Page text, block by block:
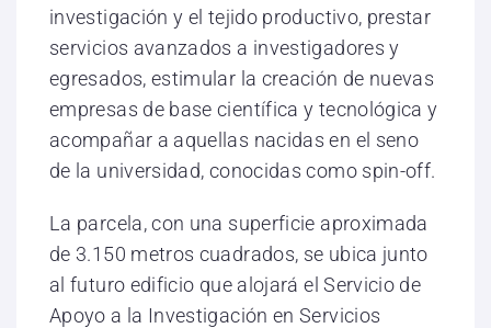
investigación y el tejido productivo, prestar
servicios avanzados a investigadores y
egresados, estimular la creación de nuevas
empresas de base científica y tecnológica y
acompañar a aquellas nacidas en el seno
de la universidad, conocidas como spin-off.
La parcela, con una superficie aproximada
de 3.150 metros cuadrados, se ubica junto
al futuro edificio que alojará el Servicio de
Apoyo a la Investigación en Servicios